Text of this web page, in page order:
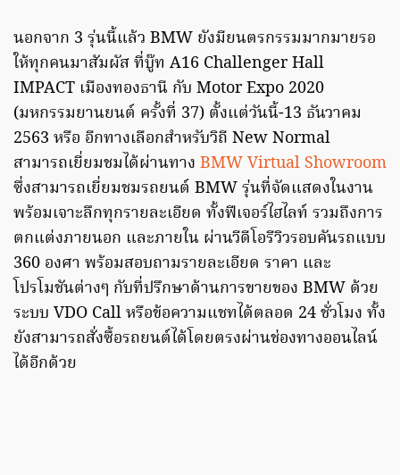
นอกจาก 3 รุ่นนี้แล้ว BMW ยังมียนตรกรรมมากมายรอ
ให้ทุกคนมาสัมผัส ที่บู๊ท A16 Challenger Hall
IMPACT เมืองทองธานี กับ Motor Expo 2020
(มหกรรมยานยนต์ ครั้งที่ 37) ตั้งแต่วันนี้-13 ธันวาคม
2563 หรือ อีกทางเลือกสำหรับวิถี New Normal
สามารถเยี่ยมชมได้ผ่านทาง BMW Virtual Showroom
ซึ่งสามารถเยี่ยมชมรถยนต์ BMW รุ่นที่จัดแสดงในงาน
พร้อมเจาะลึกทุกรายละเอียด ทั้งฟีเจอร์ไฮไลท์ รวมถึงการ
ตกแต่งภายนอก และภายใน ผ่านวีดีโอรีวิวรอบคันรถแบบ
360 องศา พร้อมสอบถามรายละเอียด ราคา และ
โปรโมชันต่างๆ กับที่ปรึกษาด้านการขายของ BMW ด้วย
ระบบ VDO Call หรือข้อความแชทได้ตลอด 24 ชั่วโมง ทั้ง
ยังสามารถสั่งซื้อรถยนต์ได้โดยตรงผ่านช่องทางออนไลน์
ได้อีกด้วย